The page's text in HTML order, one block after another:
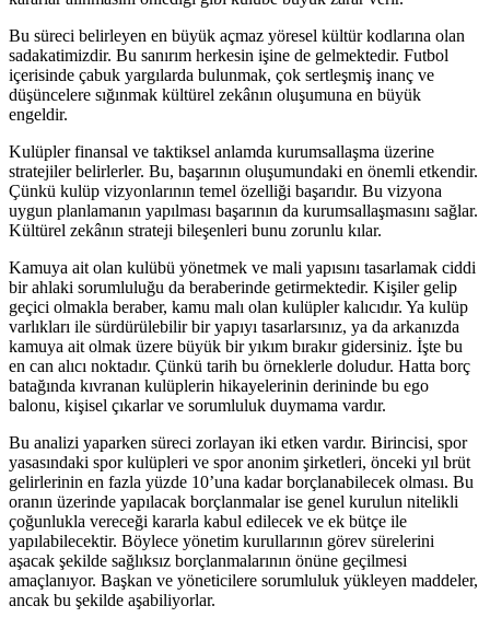
Bu süreci belirleyen en büyük açmaz yöresel kültür kodlarına olan
sadakatimizdir. Bu sanırım herkesin işine de gelmektedir. Futbol
içerisinde çabuk yargılarda bulunmak, çok sertleşmiş inanç ve
düşüncelere sığınmak kültürel zekânın oluşumuna en büyük
engeldir.
Kulüpler finansal ve taktiksel anlamda kurumsallaşma üzerine
stratejiler belirlerler. Bu, başarının oluşumundaki en önemli etkendir.
Çünkü kulüp vizyonlarının temel özelliği başarıdır. Bu vizyona
uygun planlamanın yapılması başarının da kurumsallaşmasını sağlar.
Kültürel zekânın strateji bileşenleri bunu zorunlu kılar.
Kamuya ait olan kulübü yönetmek ve mali yapısını tasarlamak ciddi
bir ahlaki sorumluluğu da beraberinde getirmektedir. Kişiler gelip
geçici olmakla beraber, kamu malı olan kulüpler kalıcıdır. Ya kulüp
varlıkları ile sürdürülebilir bir yapıyı tasarlarsınız, ya da arkanızda
kamuya ait olmak üzere büyük bir yıkım bırakır gidersiniz. İşte bu
en can alıcı noktadır. Çünkü tarih bu örneklerle doludur. Hatta borç
batağında kıvranan kulüplerin hikayelerinin derininde bu ego
balonu, kişisel çıkarlar ve sorumluluk duymama vardır.
Bu analizi yaparken süreci zorlayan iki etken vardır. Birincisi, spor
yasasındaki spor kulüpleri ve spor anonim şirketleri, önceki yıl brüt
gelirlerinin en fazla yüzde 10’una kadar borçlanabilecek olması. Bu
oranın üzerinde yapılacak borçlanmalar ise genel kurulun nitelikli
çoğunlukla vereceği kararla kabul edilecek ve ek bütçe ile
yapılabilecektir. Böylece yönetim kurullarının görev sürelerini
aşacak şekilde sağlıksız borçlanmalarının önüne geçilmesi
amaçlanıyor. Başkan ve yöneticilere sorumluluk yükleyen maddeler,
ancak bu şekilde aşabiliyorlar.